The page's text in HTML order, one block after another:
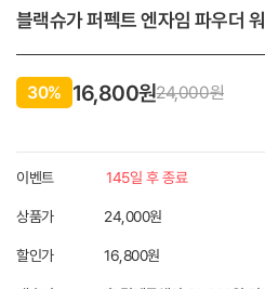
블랙슈가 퍼펙트 엔자임 파우더
30% 16,800원24,000원
이벤트 145일 후 종료
상품가 24,000원
할인가 16,800원